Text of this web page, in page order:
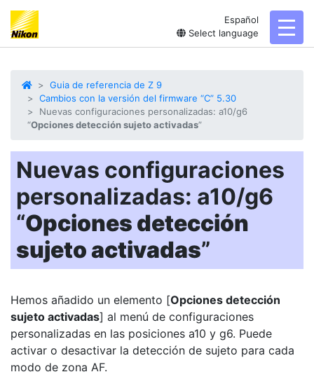
Español
Select language
Guia de referencia de Z 9
Cambios con la versión del firmware “C” 5.30
Nuevas configuraciones personalizadas: a10/g6
“Opciones detección sujeto activadas”
Nuevas configuraciones
personalizadas: a10/g6
“Opciones detección
sujeto activadas”
Hemos añadido un elemento [Opciones detección
sujeto activadas] al menú de configuraciones
personalizadas en las posiciones a10 y g6. Puede
activar o desactivar la detección de sujeto para cada
modo de zona AF.